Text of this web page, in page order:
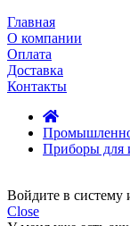
Главная
О компании
Оплата
Доставка
Контакты
Приборы для
Войдите в систему
Close